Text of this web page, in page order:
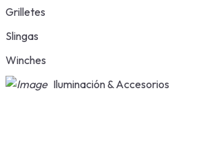
Grilletes
Slingas
Winches
Iluminación & Accesorios